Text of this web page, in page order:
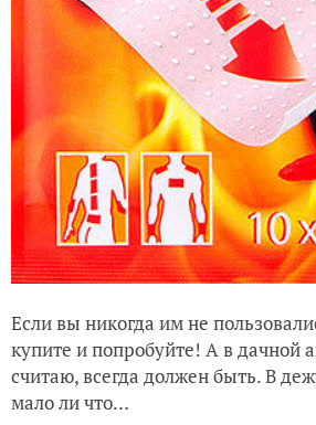
Если вы никогда им не
купите и попробуйте! А в дачной
считаю, всегда должен быть. В
мало ли что…